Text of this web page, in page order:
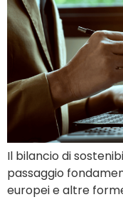
Il bilancio di
passaggio
europei e altre